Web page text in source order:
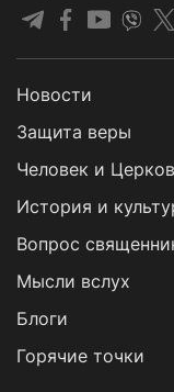
Новости
Защита веры
Человек и
История и
Вопрос
Мысли вслух
Блоги
Горячие точки